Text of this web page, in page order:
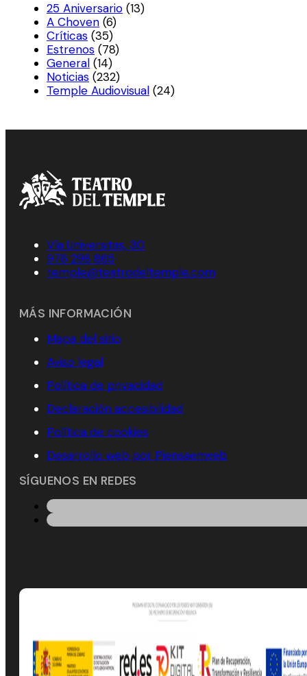
25 Aniversario (13)
A Choven (6)
Críticas (35)
Estrenos (78)
General (14)
Noticias (232)
Temple Audiovisual (24)
Vía Universitas, 30
976 298 865
temple@teatrodeltemple.com
MÁS INFORMACIÓN
Mapa del sitio
Aviso legal
Política de privacidad
Declaración accesibilidad
Política de cookies
Desarrollo web por Piensaenweb
SÍGUENOS EN REDES